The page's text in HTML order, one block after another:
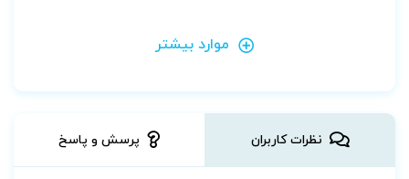
موارد بیشتر
نظرات کاربران پرسش و پاسخ